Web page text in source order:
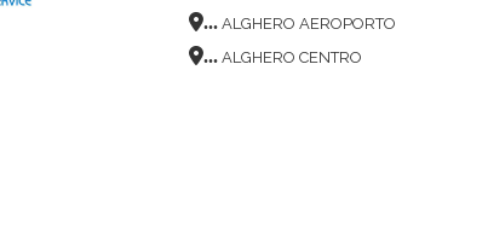
... ALGHERO AEROPORTO
... ALGHERO CENTRO